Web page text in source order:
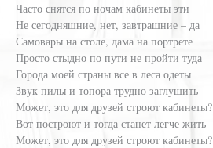
Часто снятся по ночам кабинеты эти
Не сегодняшние, нет, завтрашние – да
Самовары на столе, дама на портрете
Просто стыдно по пути не пройти туда
Города моей страны все в леса одеты
Звук пилы и топора трудно заглушить
Может, это для друзей строют кабинеты?
Вот построют и тогда станет легче жить
Может, это для друзей строют кабинеты?